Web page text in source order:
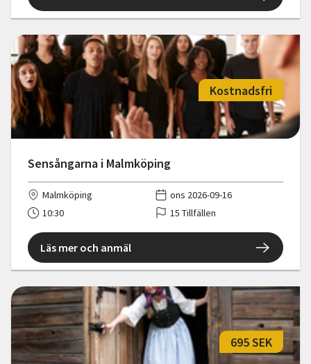
Sensångarna i Malmköping
Kostnadsfri
Malmköping
ons 2026-09-16
10:30
15 Tillfällen
Läs mer och anmäl
695 SEK